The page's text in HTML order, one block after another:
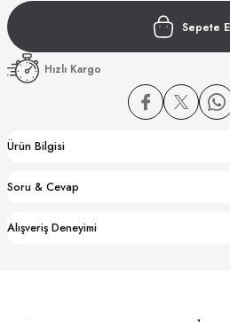
Sepete
Hızlı Kargo
Ürün Bilgisi
Soru & Cevap
Alışveriş Deneyimi